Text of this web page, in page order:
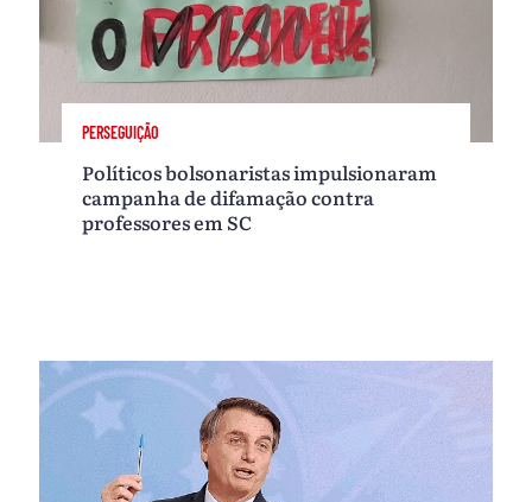
PERSEGUIÇÃO
Políticos bolsonaristas impulsionaram
campanha de difamação contra
professores em SC